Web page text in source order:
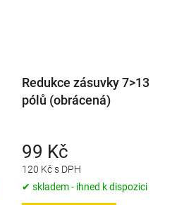
Redukce zásuvky 7>13
pólů (obrácená)
120 Kč s DPH
99 Kč
✔ skladem - ihned k dispozici